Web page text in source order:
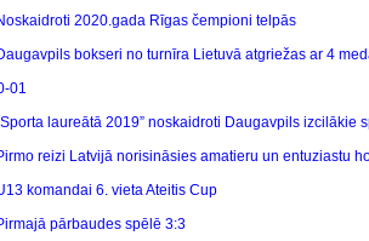
2020.gada Rīgas čempioni telpās
bokseri no turnīra Lietuvā atgriežas ar 4
01
laureātā 2019” noskaidroti Daugavpils izcilākie
reizi Latvijā norisināsies amatieru un entuziastu
komandai 6. vieta Ateitis Cup
pārbaudes spēlē 3:3